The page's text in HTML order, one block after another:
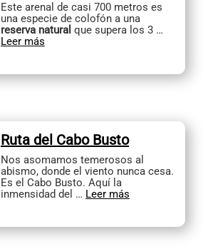
Este arenal de casi 700 metros es
una especie de colofón a una
reserva natural que supera los 3 …
Leer más
Ruta del Cabo Busto
Nos asomamos temerosos al
abismo, donde el viento nunca cesa.
Es el Cabo Busto. Aquí la
inmensidad del … Leer más